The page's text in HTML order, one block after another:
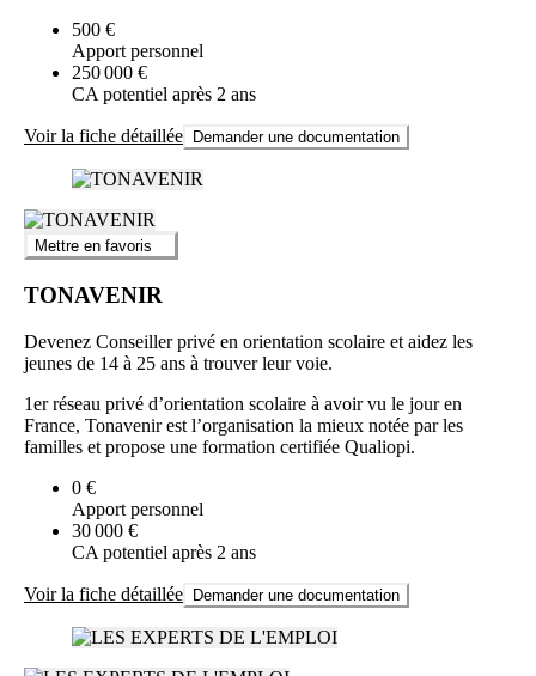
500 €
Apport personnel
250 000 €
CA potentiel après 2 ans
Voir la fiche détaillée Demander une documentation
Mettre en favoris
TONAVENIR
Devenez Conseiller privé en orientation scolaire et aidez les
jeunes de 14 à 25 ans à trouver leur voie.
1er réseau privé d’orientation scolaire à avoir vu le jour en
France, Tonavenir est l’organisation la mieux notée par les
familles et propose une formation certifiée Qualiopi.
0 €
Apport personnel
30 000 €
CA potentiel après 2 ans
Voir la fiche détaillée Demander une documentation